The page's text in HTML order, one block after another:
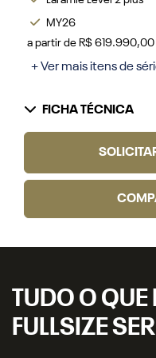
MY26
a partir de R$ 619.990,00
+ Ver mais itens de
FICHA TÉCNICA
TUDO O
FULLSIZE